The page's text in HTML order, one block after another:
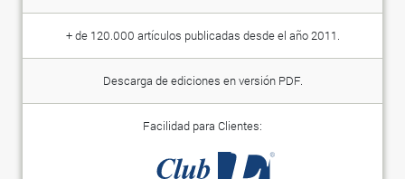
+ de 120.000 artículos publicadas desde el año 2011.
Descarga de ediciones en versión PDF.
Facilidad para Clientes: